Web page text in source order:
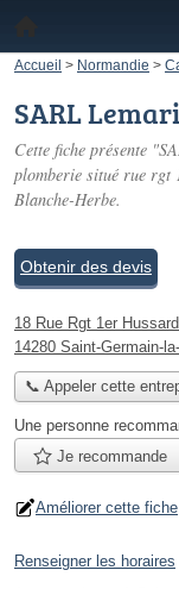
Accueil > Normandie >
SARL
Cette fiche présente
plomberie situé rue rgt
Blanche-Herbe.
Obtenir des devis
18 Rue Rgt 1er
14280 Saint-Germain-
📞 Appeler cette
Une personne
Je recommande
Améliorer cette fiche
Renseigner les horaires